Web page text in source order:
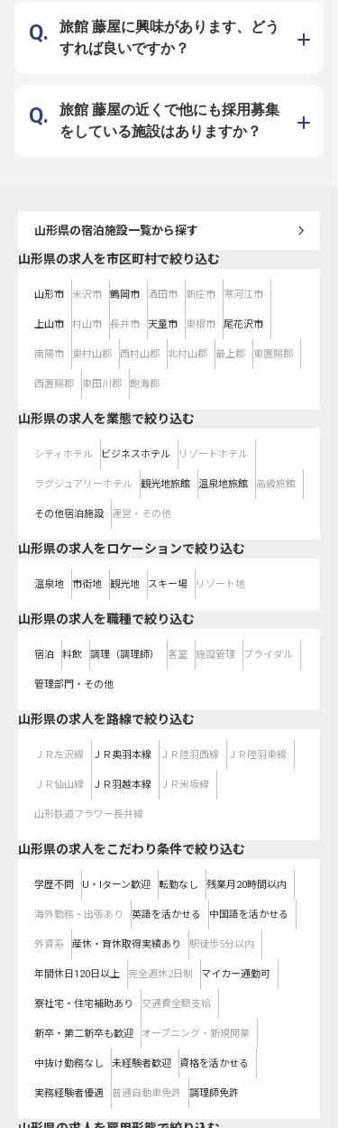
出を現代へ紡いでいくことをコンセ
プトに、昔にタイムスリップしたか
のような風格で幅広いお客様をお出
迎えしています。趣が異なる本館・
た当社で、あなたらしい働き方を見
つけてみませんか？
旅館 藤屋に興味があります、どう
すれば良いですか？
旅館 藤屋の近くで他にも採用募集
をしている施設はありますか？
山形県の宿泊施設一覧から探す
山形県の求人を市区町村で絞り込む
山形市 米沢市 鶴岡市 酒田市 新庄市 寒河江市
上山市 村山市 長井市 天童市 東根市 尾花沢市
南陽市 東村山郡 西村山郡 北村山郡 最上郡 東置賜郡
西置賜郡 東田川郡 飽海郡
山形県の求人を業態で絞り込む
シティホテル ビジネスホテル リゾートホテル
ラグジュアリーホテル 観光地旅館 温泉地旅館 高級旅館
その他宿泊施設 運営・その他
山形県の求人をロケーションで絞り込む
温泉地 市街地 観光地 スキー場 リゾート地
山形県の求人を職種で絞り込む
宿泊 料飲 調理（調理師） 客室 施設管理 ブライダル
管理部門・その他
山形県の求人を路線で絞り込む
ＪＲ左沢線 ＪＲ奥羽本線 ＪＲ陸羽西線 ＪＲ陸羽東線
ＪＲ仙山線 ＪＲ羽越本線 ＪＲ米坂線
山形鉄道フラワー長井線
山形県の求人をこだわり条件で絞り込む
学歴不問 U・Iターン歓迎 転勤なし 残業月20時間以内
海外勤務・出張あり 英語を活かせる 中国語を活かせる
外資系 産休・育休取得実績あり 駅徒歩5分以内
年間休日120日以上 完全週休2日制 マイカー通勤可
寮社宅・住宅補助あり 交通費全額支給
新卒・第二新卒も歓迎 オープニング・新規開業
中抜け勤務なし 未経験者歓迎 資格を活かせる
実務経験者優遇 普通自動車免許 調理師免許